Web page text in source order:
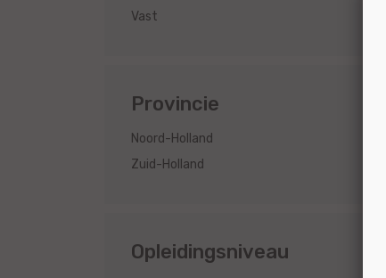
Vast
Provincie
Noord-Holland
Zuid-Holland
Opleidingsniveau